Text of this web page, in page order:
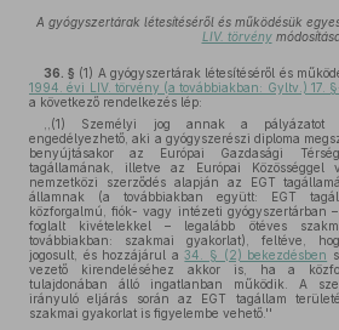
A gyógyszertárak létesítéséről és működésük
LIV. törvény
36. § (1) A gyógyszertárak létesítéséről és
1994. évi LIV. törvény (a továbbiakban: Gyltv.) 17.
a következő rendelkezés lép:
,,(1) Személyi jog annak a pályázatot
engedélyezhető, aki a gyógyszerészi diploma
benyújtásakor az Európai Gazdasági
tagállamának, illetve az Európai Közösséggel
nemzetközi szerződés alapján az EGT
államnak (a továbbiakban együtt: EGT
közforgalmú, fiók- vagy intézeti gyógyszertárban
foglalt kivételekkel – legalább ötéves
továbbiakban: szakmai gyakorlat), feltéve,
jogosult, és hozzájárul a34. § (2) bekezdésben
vezető kirendeléséhez akkor is, ha a
tulajdonában álló ingatlanban működik. A
irányuló eljárás során az EGT tagállam
szakmai gyakorlat is figyelembe vehető.''